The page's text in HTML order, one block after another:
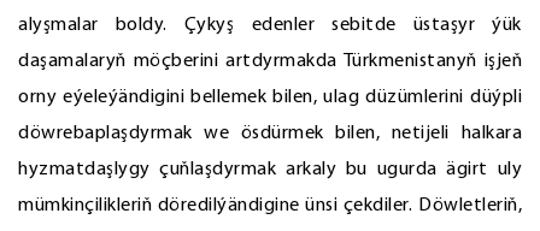
alyşmalar boldy. Çykyş edenler sebitde üstaşyr ýük
daşamalaryň möçberini artdyrmakda Türkmenistanyň işjeň
orny eýeleýändigini bellemek bilen, ulag düzümlerini düýpli
döwrebaplaşdyrmak we ösdürmek bilen, netijeli halkara
hyzmatdaşlygy çuňlaşdyrmak arkaly bu ugurda ägirt uly
mümkinçilikleriň döredilýändigine ünsi çekdiler. Döwletleriň,